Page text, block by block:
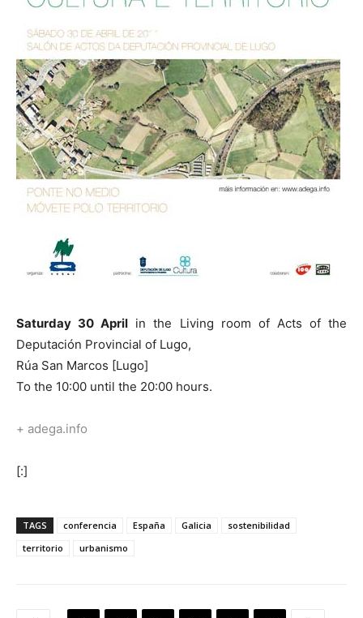
Saturday 30 April in the Living room of Acts of the
Deputación Provincial of Lugo,
Rúa San Marcos [Lugo]
To the 10:00 until the 20:00 hours.
+ adega.info
[:]
TAGS conferencia España Galicia
sostenibilidad
territorio
urbanismo